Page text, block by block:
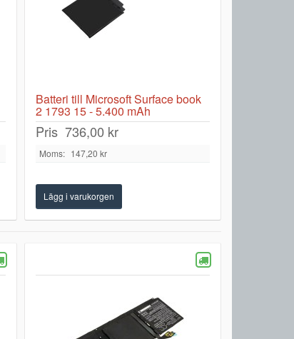
Batteri till Microsoft Surface book
2 1793 15 - 5.400 mAh
Pris 736,00 kr
Moms: 147,20 kr